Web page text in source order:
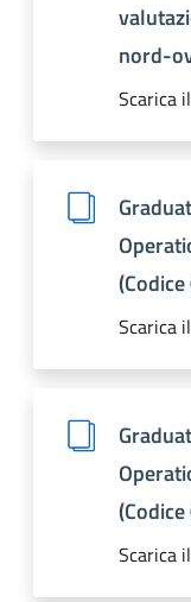
nord-
Scarica
Scarica
Scarica